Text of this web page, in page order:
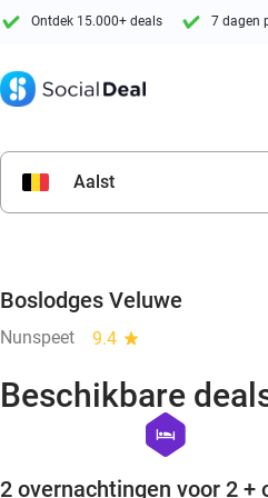
Ontdek 15.000+ deals 7 dagen
Aalst
Boslodges Veluwe
Nunspeet 9.4 star
Beschikbare
hexagon
hotel
2 overnachtingen voor 2 +